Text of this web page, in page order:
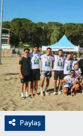
Paylaş
EKONOMİ
English News
Finans
Flaş Haber